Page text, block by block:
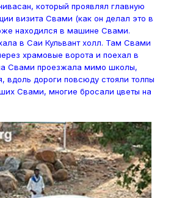
который проявлял главную
визита Свами (как он делал это в
находился в машине Свами.
в Саи Кульвант холл. Там Свами
храмовые ворота и поехал в
Свами проезжала мимо школы,
вдоль дороги повсюду стояли толпы
Свами, многие бросали цветы на